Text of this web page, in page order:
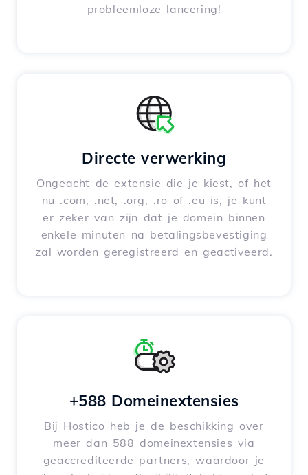
probleemloze lancering!
Directe verwerking
Ongeacht de extensie die je kiest, of het
nu .com, .net, .org, .ro of .eu is, je kunt
er zeker van zijn dat je domein binnen
enkele minuten na betalingsbevestiging
zal worden geregistreerd en geactiveerd.
+588 Domeinextensies
Bij Hostico heb je de beschikking over
meer dan 588 domeinextensies via
geaccrediteerde partners, waardoor je